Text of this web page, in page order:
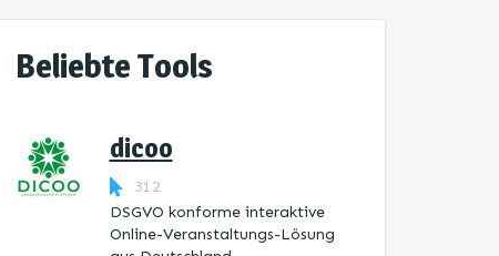
Beliebte Tools
dicoo
312
DSGVO konforme interaktive
Online-Veranstaltungs-Lösung